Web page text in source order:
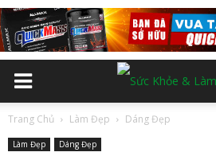
Trang Chủ Làm Đẹp Dáng Đẹp
Làm Đẹp Dáng Đẹp